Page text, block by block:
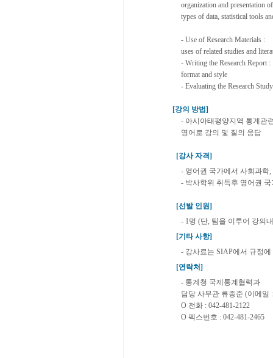
organization and presentation
types of data, statistical tools
- Use of Research Materials :
uses of related studies and
- Writing the Research Report :
format and style
- Evaluating the Research Study
[강의 방법]
- 아시아태평양지역 통계관
영어로 강의 및 질의 응답
[강사 자격]
- 영어권 국가에서 사회과학
- 박사학위 취득후 영어권
[선발 인원]
- 1명 (단, 팀을 이루어 강의
[기타 사항]
- 강사료는 SIAP에서 규정
[연락처]
- 통계청 국제통계협력과
담당 사무관 류종준 (이메일 :
O 전화 : 042-481-2122
O 펙스번호 : 042-481-2465